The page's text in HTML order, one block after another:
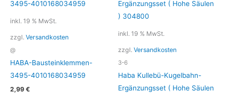
inkl. 19 % MwSt.
zzgl. Versandkosten
@
HABA-Bausteinklemmen-
3495-4010168034959
2,99 €
inkl. 19 % MwSt.
zzgl. Versandkosten
3-6
Haba Kullebü-Kugelbahn-
Ergänzungsset ( Hohe Säulen
war:
27,99 €
ist: